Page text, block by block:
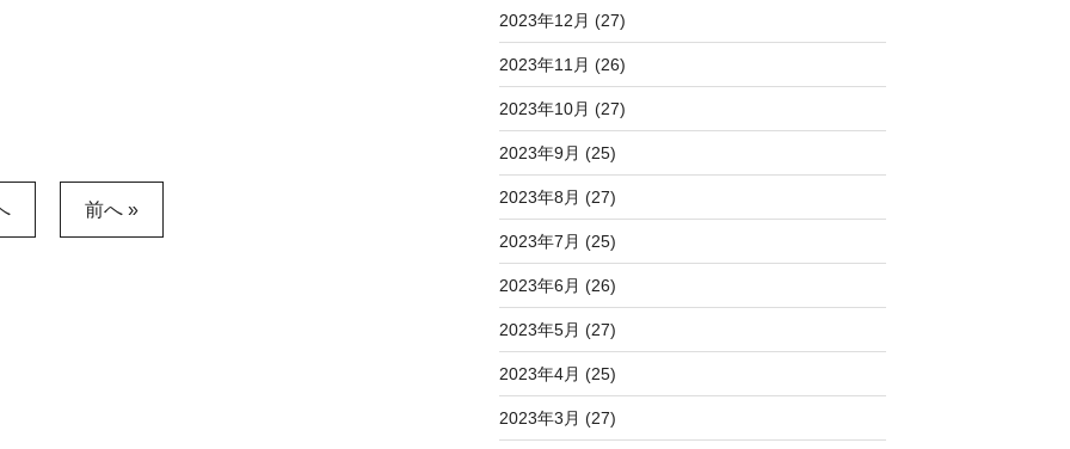
前へ »
2023年12月 (27)
2023年11月 (26)
2023年10月 (27)
2023年9月 (25)
2023年8月 (27)
2023年7月 (25)
2023年6月 (26)
2023年5月 (27)
2023年4月 (25)
2023年3月 (27)